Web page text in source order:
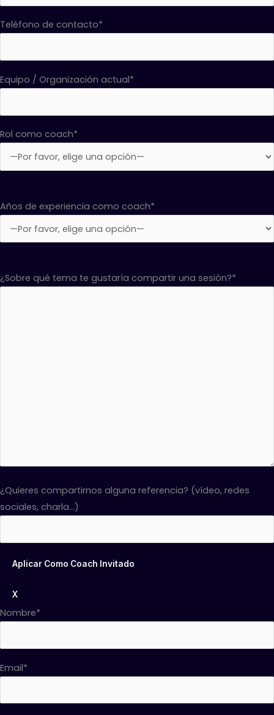
Teléfono de contacto*
Equipo / Organización actual*
Rol como coach*
Años de experiencia como coach*
¿Sobre qué tema te gustaría compartir una sesión?*
¿Quieres compartirnos alguna referencia? (vídeo, redes
sociales, charla...)
X
Nombre*
Email*